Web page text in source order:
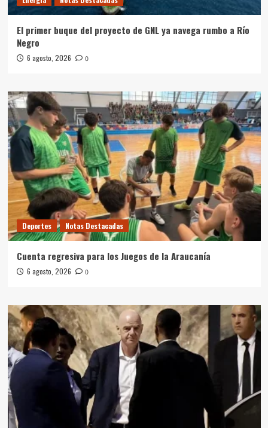
El primer buque del proyecto de GNL ya navega rumbo a Río
Negro
6 agosto, 2026 0
Deportes Notas Destacadas
Cuenta regresiva para los Juegos de la Araucanía
6 agosto, 2026 0